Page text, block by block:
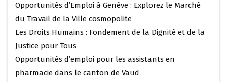
Opportunités d’Emploi à Genève : Explorez le Marché
du Travail de la Ville cosmopolite
Les Droits Humains : Fondement de la Dignité et de la
Justice pour Tous
Opportunités d’emploi pour les assistants en
pharmacie dans le canton de Vaud